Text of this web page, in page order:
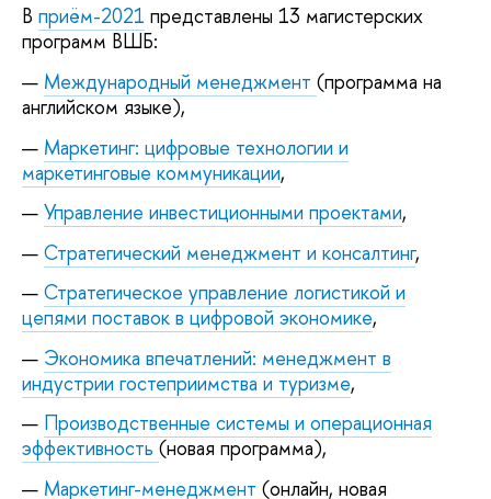
В приём-2021 представлены 13 магистерских
программ ВШБ:
Международный менеджмент (программа на
английском языке),
Маркетинг: цифровые технологии и
маркетинговые коммуникации,
Управление инвестиционными проектами,
Стратегический менеджмент и консалтинг,
Стратегическое управление логистикой и
цепями поставок в цифровой экономике,
Экономика впечатлений: менеджмент в
индустрии гостеприимства и туризме,
Производственные системы и операционная
эффективность (новая программа),
Маркетинг-менеджмент (онлайн, новая